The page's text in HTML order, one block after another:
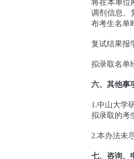
将在本单位
调剂信息、
布考生名单
复试结果报
拟录取名单
六、其他事
1.中山大学
拟录取的考
2.本办法未
七、咨询、